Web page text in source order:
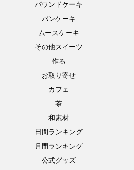
パウンドケーキ
パンケーキ
ムースケーキ
その他スイーツ
作る
お取り寄せ
カフェ
茶
和素材
日間ランキング
月間ランキング
公式グッズ